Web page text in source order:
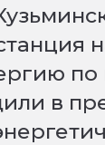
по
в